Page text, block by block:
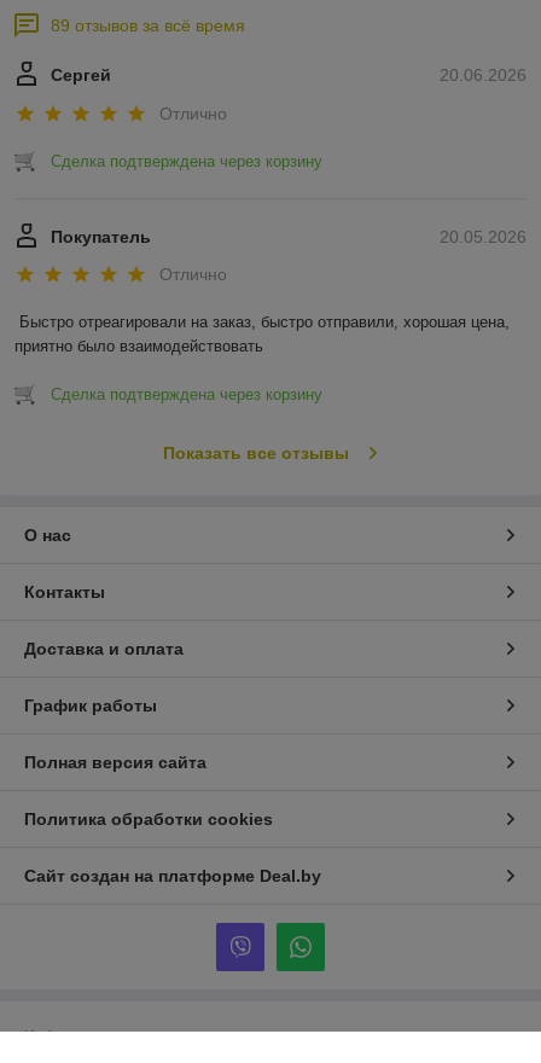
89 отзывов за всё время
20.06.2026
Сергей
Отлично
Сделка подтверждена через корзину
20.05.2026
Покупатель
Отлично
Быстро отреагировали на заказ, быстро отправили, хорошая цена,
приятно было взаимодействовать
Сделка подтверждена через корзину
Показать все отзывы
О нас
Контакты
Доставка и оплата
График работы
Полная версия сайта
Политика обработки cookies
Сайт создан на платформе Deal.by
Информация для покупателя